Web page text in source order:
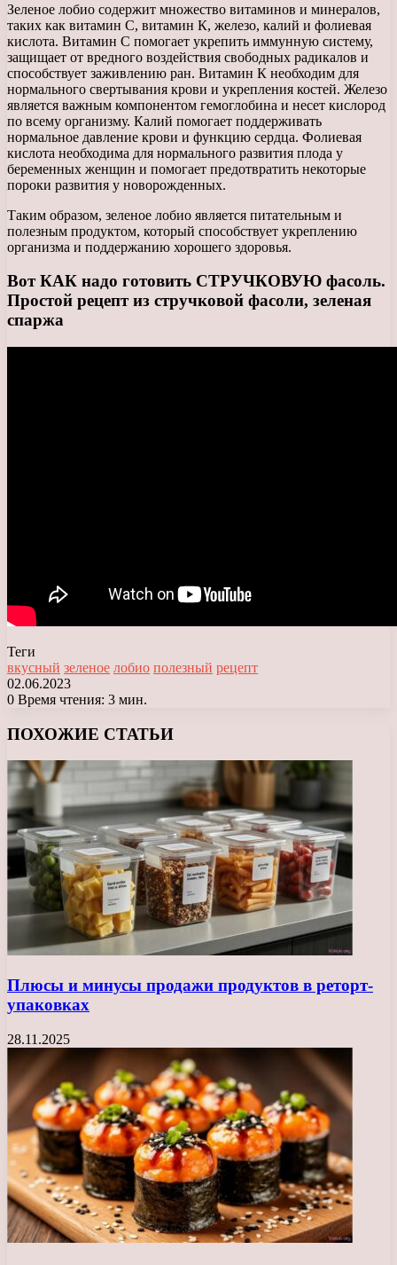
Зеленое лобио содержит множество витаминов и минералов,
таких как витамин С, витамин К, железо, калий и фолиевая
кислота. Витамин С помогает укрепить иммунную систему,
защищает от вредного воздействия свободных радикалов и
способствует заживлению ран. Витамин К необходим для
нормального свертывания крови и укрепления костей. Железо
является важным компонентом гемоглобина и несет кислород
по всему организму. Калий помогает поддерживать
нормальное давление крови и функцию сердца. Фолиевая
кислота необходима для нормального развития плода у
беременных женщин и помогает предотвратить некоторые
пороки развития у новорожденных.
Таким образом, зеленое лобио является питательным и
полезным продуктом, который способствует укреплению
организма и поддержанию хорошего здоровья.
Вот КАК надо готовить СТРУЧКОВУЮ фасоль.
Простой рецепт из стручковой фасоли, зеленая
спаржа
Теги
вкусный зеленое лобио полезный рецепт
02.06.2023
0 Время чтения: 3 мин.
ПОХОЖИЕ СТАТЬИ
Плюсы и минусы продажи продуктов в реторт-
упаковках
28.11.2025